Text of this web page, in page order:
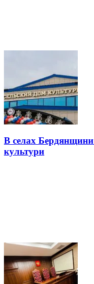
В селах Бердянщини
культури